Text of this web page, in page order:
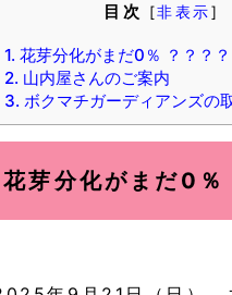
目次 [非表示]
1. 花芽分化がまだ0％ ？？？？
2. 山内屋さんのご案内
3. ボクマチガーディアンズの
花芽分化がまだ0％